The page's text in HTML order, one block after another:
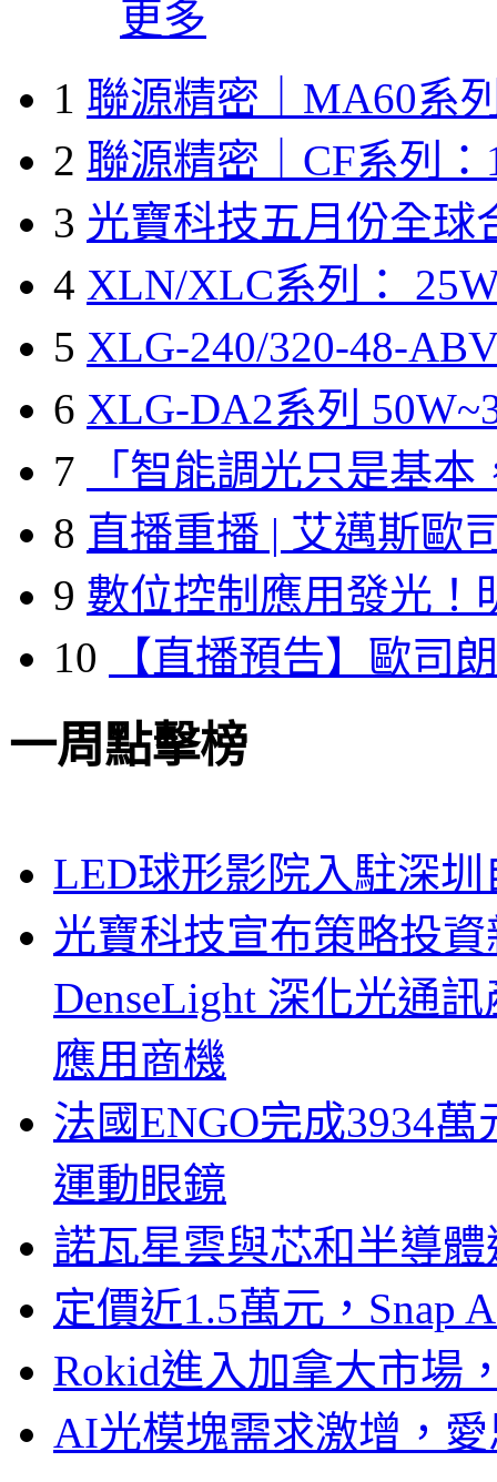
更多
1 聯源精密｜MA60系
2 聯源精密｜CF系列：
3 光寶科技五月份全球
4 XLN/XLC系列：
5 XLG-240/320-48-
6 XLG-DA2系列
7
「智能調光只是基本
8 直播重播 | 艾邁斯歐
9 數位控制應用發光！
10
【直播預告】歐司
一周點擊榜
LED球形影院入駐深
光寶科技宣布策略投
DenseLight 深化光通
應用商機
法國ENGO完成3934
運動眼鏡
諾瓦星雲與芯和半導
定價近1.5萬元，Snap
Rokid進入加拿大市場
AI光模塊需求激增，